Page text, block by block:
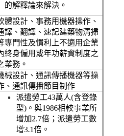
的解釋論來解決。
體設計、事務用機器操作、
譯、翻譯、速記建築物清掃
專門性及慣利上不適用企業
終身僱用或年功薪資制度之
業務。
械設計、通訊傳播機器等操
、通訊傳播節目制作
派遣勞工43萬人(含登錄
型) 。與1986相較事業所
增加2.7倍；派遣勞工數
增3.1倍。